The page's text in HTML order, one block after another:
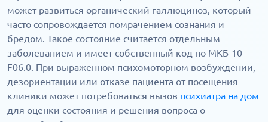
может развиться органический галлюциноз, который
часто сопровождается помрачением сознания и
бредом. Такое состояние считается отдельным
заболеванием и имеет собственный код по МКБ-10 —
F06.0. При выраженном психомоторном возбуждении,
дезориентации или отказе пациента от посещения
клиники может потребоваться вызов психиатра на дом
для оценки состояния и решения вопроса о